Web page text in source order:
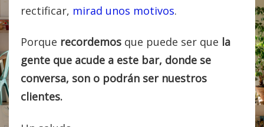
rectificar, mirad unos motivos.
Porque recordemos que puede ser que la
gente que acude a este bar, donde se
conversa, son o podrán ser nuestros
clientes.